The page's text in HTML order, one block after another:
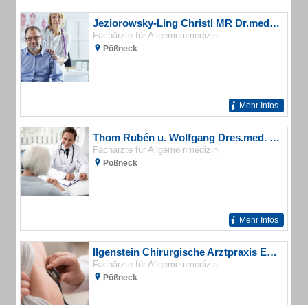
Jeziorowsky-Ling Christl MR Dr.med. Praxis für Allgemeinmedizin
Fachärzte für Allgemeinmedizin
Pößneck
Mehr Infos
Thom Rubén u. Wolfgang Dres.med. Gemeinschaftspraxis Allgemeinärzte
Fachärzte für Allgemeinmedizin
Pößneck
Mehr Infos
Ilgenstein Chirurgische Arztpraxis Erika Dipl.-Med.
Fachärzte für Allgemeinmedizin
Pößneck